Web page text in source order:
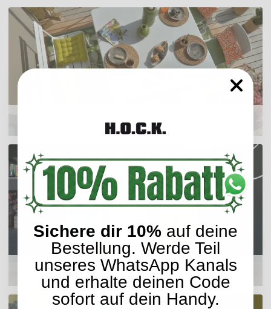
Sitzkissen
Hocker
Sichere dir 10% auf deine
Bestellung. Werde Teil
unseres WhatsApp Kanals
und erhalte deinen Code
sofort auf dein Handy.